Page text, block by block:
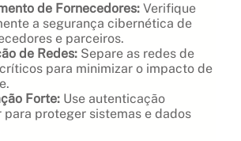
de Fornecedores: Verifique
a segurança cibernética de
e parceiros.
de Redes: Separe as redes de
para minimizar o impacto de
Forte: Use autenticação
proteger sistemas e dados